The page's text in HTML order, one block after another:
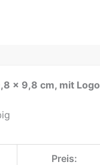
x 9,8 cm, mit Logo
Preis: